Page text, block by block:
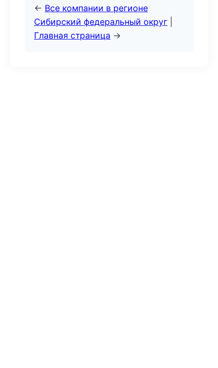
← Все компании в регионе
Сибирский федеральный округ
Главная страница →